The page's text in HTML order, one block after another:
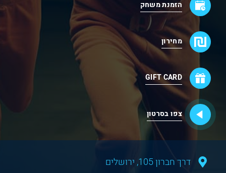
הזמנת משחק
מחירון
GIFT CARD
צפו בסרטון
דרך חברון 105, ירושלים